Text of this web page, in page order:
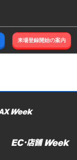
来場登録開始の案内